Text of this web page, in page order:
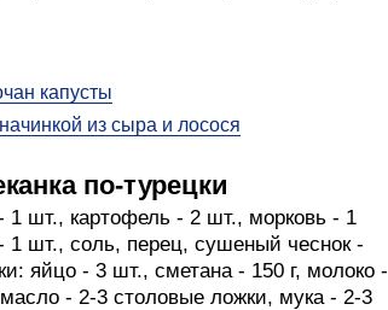
капусты
из сыра и лосося
по-турецки
1 шт., картофель - 2 шт., морковь - 1
1 шт., соль, перец, сушеный чеснок -
яйцо - 3 шт., сметана - 150 г, молоко -
масло - 2-3 столовые ложки, мука - 2-3